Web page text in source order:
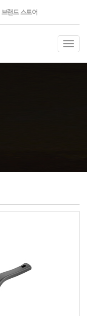
브랜드 스토어